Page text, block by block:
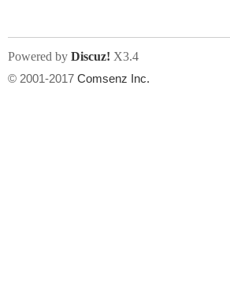
Powered by Discuz! X3.4
© 2001-2017 Comsenz Inc.